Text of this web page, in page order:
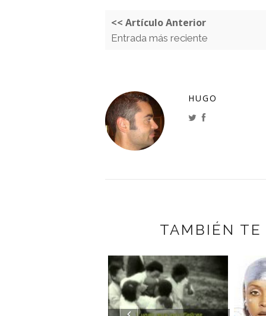
<< Artículo Anterior
Entrada más reciente
HUGO
TAMBIÉN TE